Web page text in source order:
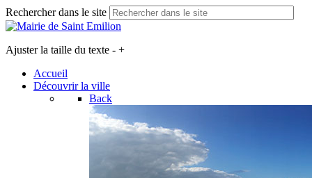
Rechercher dans le site
Ajuster la taille du texte - +
Accueil
Découvrir la ville
Back